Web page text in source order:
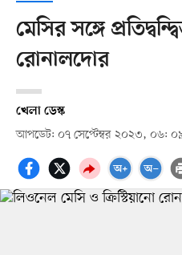
মেসির সঙ্গে
রোনালদোর
খেলা ডেস্ক
আপডেট: ০৭ সেপ্টেম্বর ২০২৩, ০৬: